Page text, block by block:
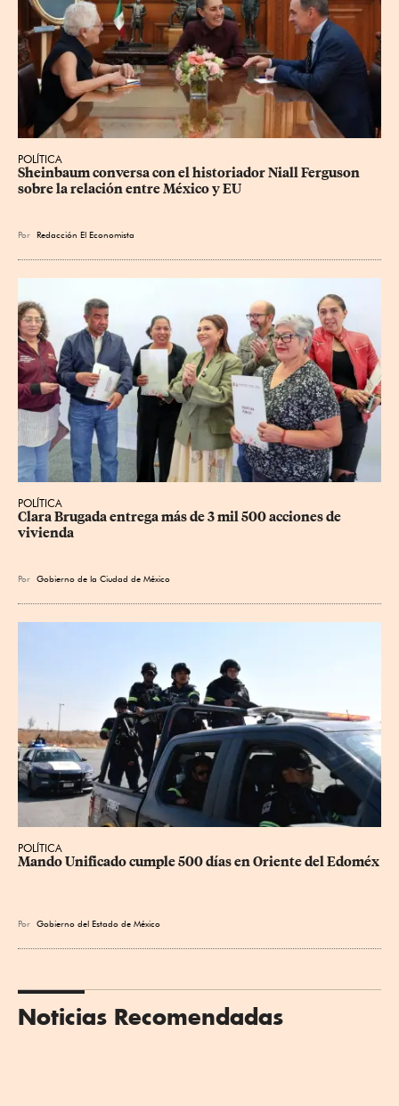
POLÍTICA
Sheinbaum conversa con el historiador Niall Ferguson
sobre la relación entre México y EU
Por Redacción El Economista
POLÍTICA
Clara Brugada entrega más de 3 mil 500 acciones de
vivienda
Por Gobierno de la Ciudad de México
POLÍTICA
Mando Unificado cumple 500 días en Oriente del Edoméx
Por Gobierno del Estado de México
Noticias Recomendadas